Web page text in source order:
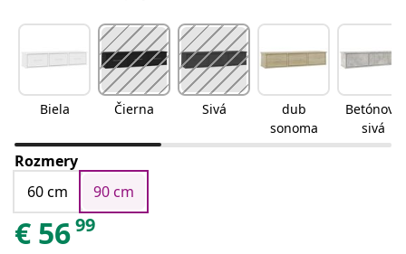
Biela Čierna Sivá
dub
sonoma
Betónovo
sivá
Rozmery
60 cm
90 cm
€ 5699